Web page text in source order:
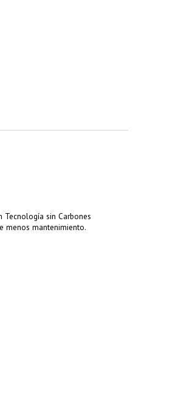
Tecnología sin Carbones
menos mantenimiento.